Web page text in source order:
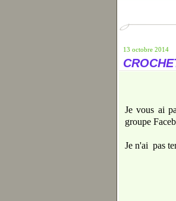
13 octobre 2014
Je vous ai
groupe
Je n'ai pas